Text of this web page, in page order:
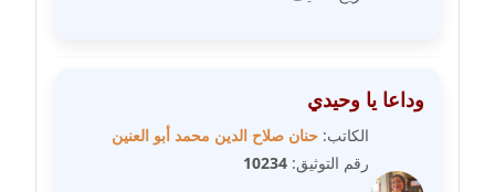
عاملة
مدونة طارق المسيري
عاملة
وداعا يا وحيدي
الكاتب: حنان صلاح الدين محمد أبو العنين
رقم التوثيق: 10234